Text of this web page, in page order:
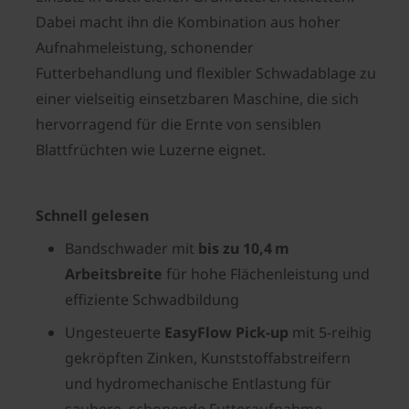
Dabei macht ihn die Kombination aus hoher
Aufnahmeleistung, schonender
Futterbehandlung und flexibler Schwadablage zu
einer vielseitig einsetzbaren Maschine, die sich
hervorragend für die Ernte von sensiblen
Blattfrüchten wie Luzerne eignet.
Schnell gelesen
Bandschwader mit bis zu 10,4 m
Arbeitsbreite für hohe Flächenleistung und
effiziente Schwadbildung
Ungesteuerte EasyFlow Pick‑up mit 5-reihig
gekröpften Zinken, Kunststoffabstreifern
und hydromechanische Entlastung für